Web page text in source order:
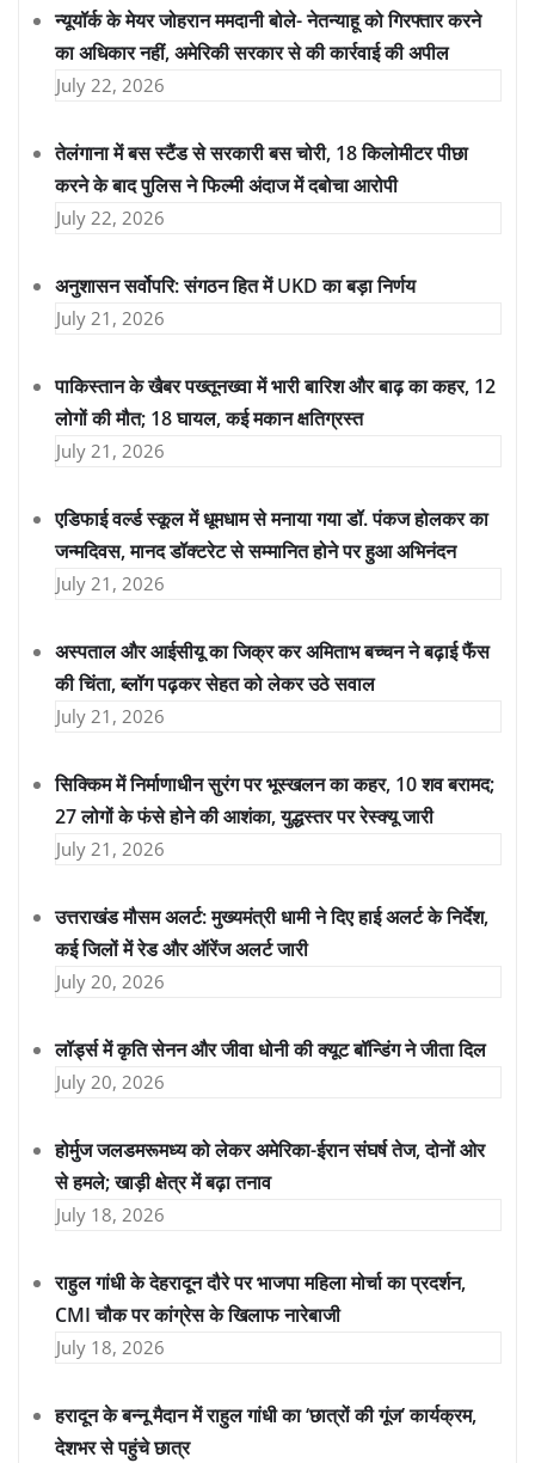
न्यूयॉर्क के मेयर जोहरान ममदानी बोले- नेतन्याहू को गिरफ्तार करने
का अधिकार नहीं, अमेरिकी सरकार से की कार्रवाई की अपील
July 22, 2026
तेलंगाना में बस स्टैंड से सरकारी बस चोरी, 18 किलोमीटर पीछा
करने के बाद पुलिस ने फिल्मी अंदाज में दबोचा आरोपी
July 22, 2026
अनुशासन सर्वोपरि: संगठन हित में UKD का बड़ा निर्णय
July 21, 2026
पाकिस्तान के खैबर पख्तूनख्वा में भारी बारिश और बाढ़ का कहर, 12
लोगों की मौत; 18 घायल, कई मकान क्षतिग्रस्त
July 21, 2026
एडिफाई वर्ल्ड स्कूल में धूमधाम से मनाया गया डॉ. पंकज होलकर का
जन्मदिवस, मानद डॉक्टरेट से सम्मानित होने पर हुआ अभिनंदन
July 21, 2026
अस्पताल और आईसीयू का जिक्र कर अमिताभ बच्चन ने बढ़ाई फैंस
की चिंता, ब्लॉग पढ़कर सेहत को लेकर उठे सवाल
July 21, 2026
सिक्किम में निर्माणाधीन सुरंग पर भूस्खलन का कहर, 10 शव बरामद;
27 लोगों के फंसे होने की आशंका, युद्धस्तर पर रेस्क्यू जारी
July 21, 2026
उत्तराखंड मौसम अलर्ट: मुख्यमंत्री धामी ने दिए हाई अलर्ट के निर्देश,
कई जिलों में रेड और ऑरेंज अलर्ट जारी
July 20, 2026
लॉर्ड्स में कृति सेनन और जीवा धोनी की क्यूट बॉन्डिंग ने जीता दिल
July 20, 2026
होर्मुज जलडमरूमध्य को लेकर अमेरिका-ईरान संघर्ष तेज, दोनों ओर
से हमले; खाड़ी क्षेत्र में बढ़ा तनाव
July 18, 2026
राहुल गांधी के देहरादून दौरे पर भाजपा महिला मोर्चा का प्रदर्शन,
CMI चौक पर कांग्रेस के खिलाफ नारेबाजी
July 18, 2026
हरादून के बन्नू मैदान में राहुल गांधी का ‘छात्रों की गूंज’ कार्यक्रम,
देशभर से पहुंचे छात्र